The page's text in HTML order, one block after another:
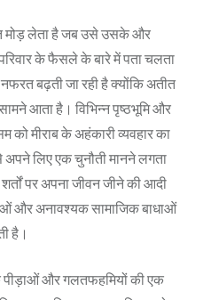
मोड़ लेता है जब उसे उसके और
के फैसले के बारे में पता चलता
बढ़ती जा रही है क्योंकि अतीत
आता है। विभिन्न पृष्ठभूमि और
को मीराब के अहंकारी व्यवहार का
लिए एक चुनौती मानने लगता
पर अपना जीवन जीने की आदी
और अनावश्यक सामाजिक बाधाओं
है।
पीड़ाओं और गलतफहमियों की एक